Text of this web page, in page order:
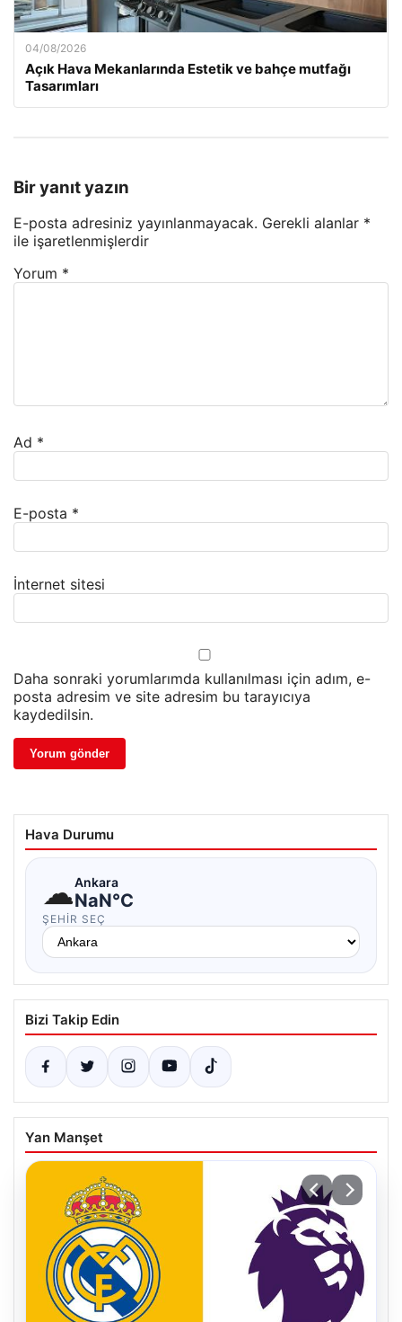
04/08/2026
Açık Hava Mekanlarında Estetik ve bahçe mutfağı
Tasarımları
Bir yanıt yazın
E-posta adresiniz yayınlanmayacak. Gerekli alanlar *
ile işaretlenmişlerdir
Yorum *
Ad *
E-posta *
İnternet sitesi
Daha sonraki yorumlarımda kullanılması için adım, e-
posta adresim ve site adresim bu tarayıcıya
kaydedilsin.
Hava Durumu
☁Ankara
NaN°C
ŞEHIR SEÇ
Bizi Takip Edin
Yan Manşet